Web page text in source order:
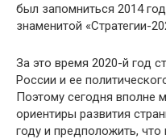
был запомниться 2014
знаменитой «Стратегии-
За это время 2020-й год
России и ее
Поэтому сегодня вполне
ориентиры развития
году и предположить,